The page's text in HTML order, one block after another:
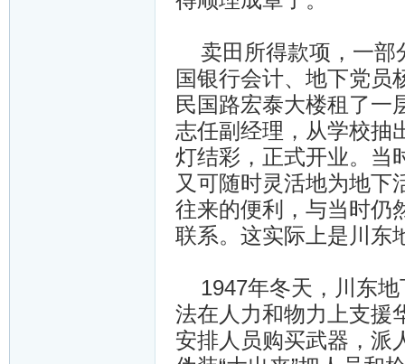
卖田所得款项，一部
国银行会计、地下党员
民国路宏泰大楼租了一
志任副经理，从学校抽
灯结彩，正式开业。当
又可随时灵活地为地下
往来的便利，与当时仍
联系。这实际上是川东
1947年冬天，川东地
法在人力和物力上支援
安排人员购买武器，派